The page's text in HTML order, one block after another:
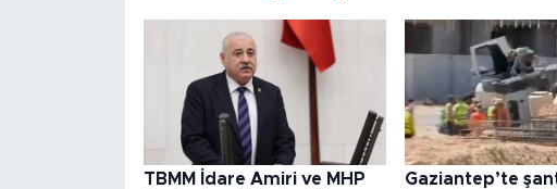
TBMM İdare Amiri ve MHP
Gaziantep’te